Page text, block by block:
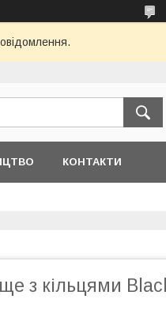
КОНТАКТИ
з кільцями